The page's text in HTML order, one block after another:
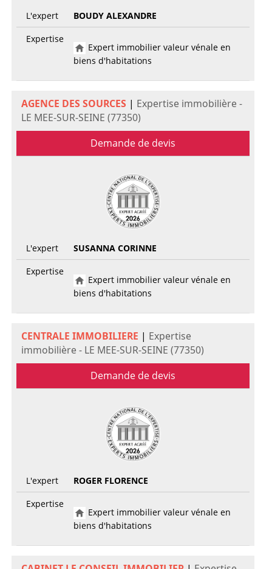
L'expert
BOUDY ALEXANDRE
Expertise
Expert immobilier valeur vénale en
biens d'habitations
AGENCE DES SOURCES | Expertise immobilière -
LE MEE-SUR-SEINE (77350)
Demande de devis
L'expert
SUSANNA CORINNE
Expertise
Expert immobilier valeur vénale en
biens d'habitations
CENTRALE IMMOBILIERE | Expertise
immobilière - LE MEE-SUR-SEINE (77350)
Demande de devis
L'expert
ROGER FLORENCE
Expertise
Expert immobilier valeur vénale en
biens d'habitations